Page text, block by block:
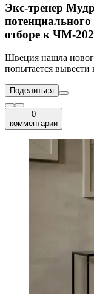
Экс-тренер
отборе к ЧМ-
Швеция нашла
попытается
Поделиться
0
комментарии